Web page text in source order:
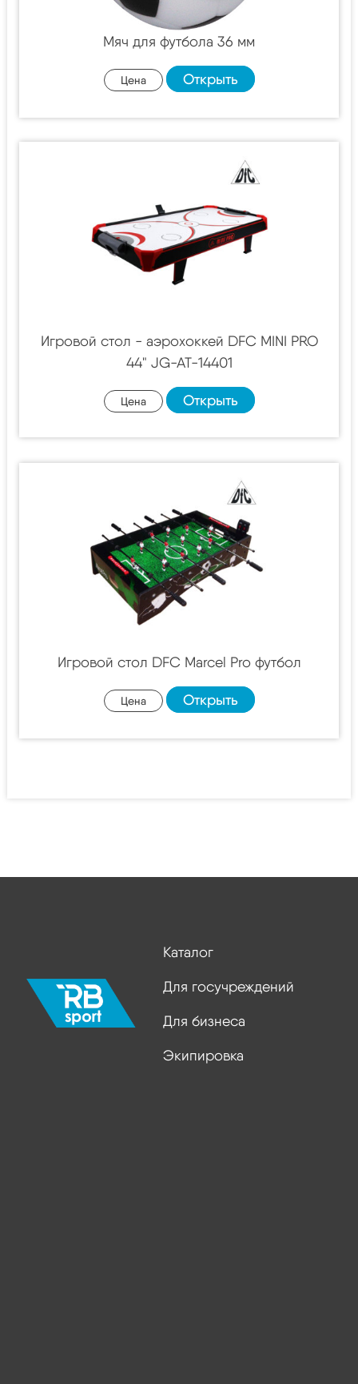
Мяч для футбола 36 мм
Цена Открыть
Игровой стол - аэрохоккей DFC MINI PRO
44" JG-AT-14401
Цена Открыть
Игровой стол DFC Marcel Pro футбол
Цена Открыть
Каталог
Для госучреждений
Для бизнеса
Экипировка